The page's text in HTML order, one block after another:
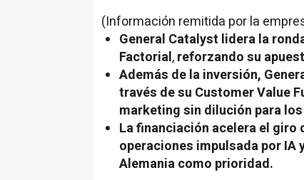
(Información remitida por la
General Catalyst lidera la
Factorial,reforzando su
Además de la inversión,
través de su Customer Value
marketingsin dilución para
La financiación acelera el giro
operaciones impulsada por IA
Alemania como prioridad.